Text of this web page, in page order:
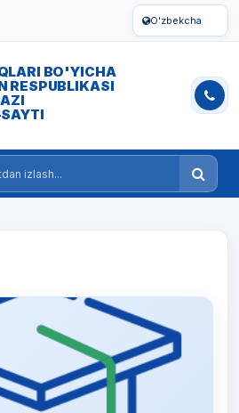
O'zbekcha
BO'YICHA
RESPUBLIKASI
izlash